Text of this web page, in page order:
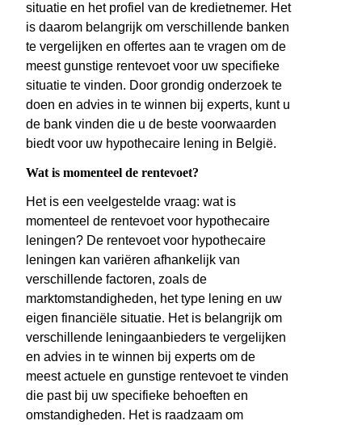
situatie en het profiel van de kredietnemer. Het
is daarom belangrijk om verschillende banken
te vergelijken en offertes aan te vragen om de
meest gunstige rentevoet voor uw specifieke
situatie te vinden. Door grondig onderzoek te
doen en advies in te winnen bij experts, kunt u
de bank vinden die u de beste voorwaarden
biedt voor uw hypothecaire lening in België.
Wat is momenteel de rentevoet?
Het is een veelgestelde vraag: wat is
momenteel de rentevoet voor hypothecaire
leningen? De rentevoet voor hypothecaire
leningen kan variëren afhankelijk van
verschillende factoren, zoals de
marktomstandigheden, het type lening en uw
eigen financiële situatie. Het is belangrijk om
verschillende leningaanbieders te vergelijken
en advies in te winnen bij experts om de
meest actuele en gunstige rentevoet te vinden
die past bij uw specifieke behoeften en
omstandigheden. Het is raadzaam om